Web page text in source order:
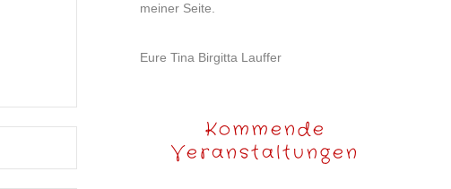
meiner Seite.
Eure Tina Birgitta Lauffer
Kommende
Veranstaltungen